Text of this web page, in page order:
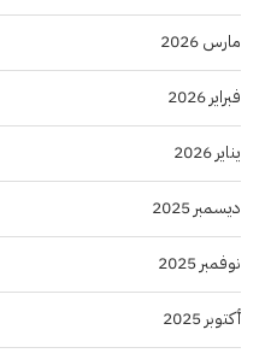
مارس 2026
فبراير 2026
يناير 2026
ديسمبر 2025
نوفمبر 2025
أكتوبر 2025